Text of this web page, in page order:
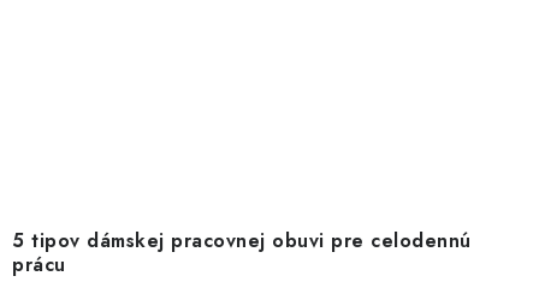
5 tipov dámskej pracovnej obuvi pre celodennú
prácu